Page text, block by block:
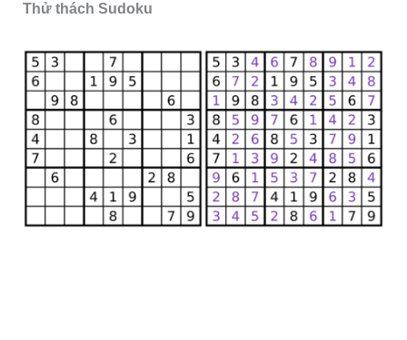
Thử thách Sudoku